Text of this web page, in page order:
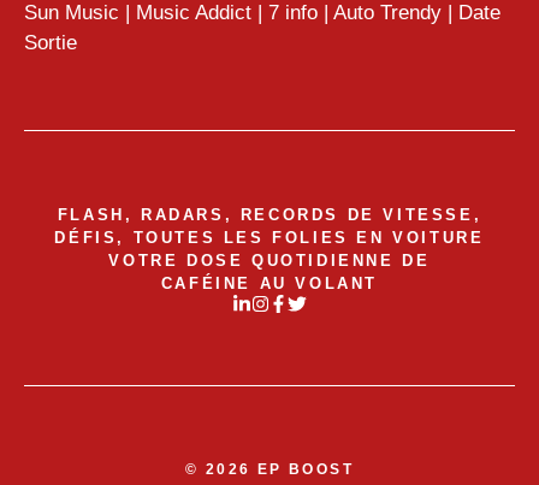
Sun Music | Music Addict | 7 info | Auto Trendy | Date
Sortie
FLASH, RADARS, RECORDS DE VITESSE,
DÉFIS, TOUTES LES FOLIES EN VOITURE
VOTRE DOSE QUOTIDIENNE DE
CAFÉINE AU VOLANT
© 2026 EP BOOST